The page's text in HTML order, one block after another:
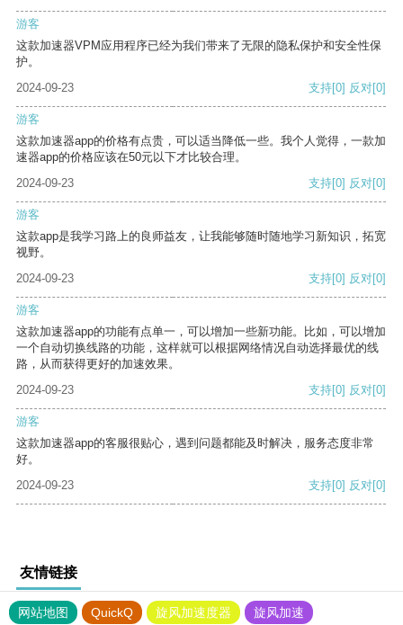
游客
这款加速器VPM应用程序已经为我们带来了无限的隐私保护和安全性保
护。
2024-09-23
支持[0] 反对[0]
游客
这款加速器app的价格有点贵，可以适当降低一些。我个人觉得，一款加
速器app的价格应该在50元以下才比较合理。
2024-09-23
支持[0] 反对[0]
游客
这款app是我学习路上的良师益友，让我能够随时随地学习新知识，拓宽
视野。
2024-09-23
支持[0] 反对[0]
游客
这款加速器app的功能有点单一，可以增加一些新功能。比如，可以增加
一个自动切换线路的功能，这样就可以根据网络情况自动选择最优的线
路，从而获得更好的加速效果。
2024-09-23
支持[0] 反对[0]
游客
这款加速器app的客服很贴心，遇到问题都能及时解决，服务态度非常
好。
2024-09-23
支持[0] 反对[0]
友情链接
网站地图 QuickQ 旋风加速度器 旋风加速